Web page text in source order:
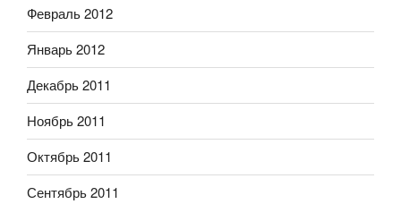
Февраль 2012
Январь 2012
Декабрь 2011
Ноябрь 2011
Октябрь 2011
Сентябрь 2011